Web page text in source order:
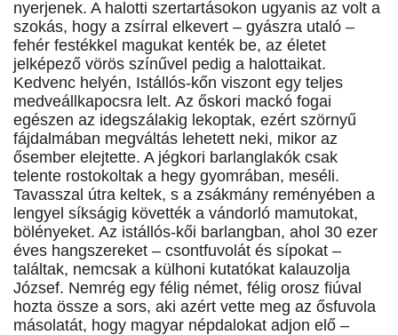
nyerjenek. A halotti szertartásokon ugyanis az volt a
szokás, hogy a zsírral elkevert – gyászra utaló –
fehér festékkel magukat kenték be, az életet
jelképező vörös színűvel pedig a halottaikat.
Kedvenc helyén, Istállós-kőn viszont egy teljes
medveállkapocsra lelt. Az őskori mackó fogai
egészen az idegszálakig lekoptak, ezért szörnyű
fájdalmában megváltás lehetett neki, mikor az
ősember elejtette. A jégkori barlanglakók csak
telente rostokoltak a hegy gyomrában, meséli.
Tavasszal útra keltek, s a zsákmány reményében a
lengyel síkságig követték a vándorló mamutokat,
bölényeket. Az istállós-kői barlangban, ahol 30 ezer
éves hangszereket – csontfuvolát és sípokat –
találtak, nemcsak a külhoni kutatókat kalauzolja
József. Nemrég egy félig német, félig orosz fiúval
hozta össze a sors, aki azért vette meg az ősfuvola
másolatát, hogy magyar népdalokat adjon elő –